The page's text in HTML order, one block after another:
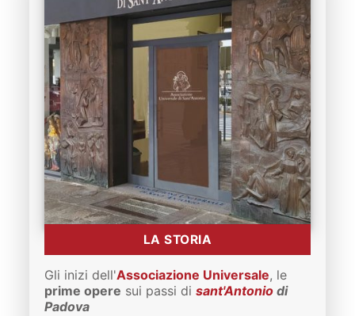
LA STORIA
Gli inizi dell'Associazione Universale, le
prime opere sui passi disant'Antonio di
Padova